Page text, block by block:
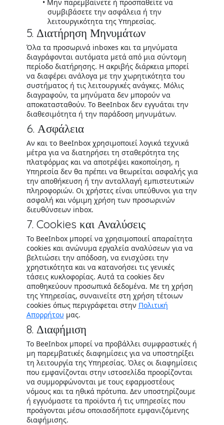
Μην παρεμβαίνετε ή προσπαθείτε να
συμβιβάσετε την ασφάλεια ή την
λειτουργικότητα της Υπηρεσίας.
5. Διατήρηση Μηνυμάτων
Όλα τα προσωρινά inboxes και τα μηνύματα
διαγράφονται αυτόματα μετά από μια σύντομη
περίοδο διατήρησης. Η ακριβής διάρκεια μπορεί
να διαφέρει ανάλογα με την χωρητικότητα του
συστήματος ή τις λειτουργικές ανάγκες. Μόλις
διαγραφούν, τα μηνύματα δεν μπορούν να
αποκατασταθούν. Το BeeInbox δεν εγγυάται την
διαθεσιμότητα ή την παράδοση μηνυμάτων.
6. Ασφάλεια
Αν και το BeeInbox χρησιμοποιεί λογικά τεχνικά
μέτρα για να διατηρήσει τη σταθερότητα της
πλατφόρμας και να αποτρέψει κακοποίηση, η
Υπηρεσία δεν θα πρέπει να θεωρείται ασφαλής για
την αποθήκευση ή την ανταλλαγή εμπιστευτικών
πληροφοριών. Οι χρήστες είναι υπεύθυνοι για την
ασφαλή και νόμιμη χρήση των προσωρινών
διευθύνσεων inbox.
7. Cookies και Αναλύσεις
Το BeeInbox μπορεί να χρησιμοποιεί απαραίτητα
cookies και ανώνυμα εργαλεία αναλύσεων για να
βελτιώσει την απόδοση, να ενισχύσει την
χρηστικότητα και να κατανοήσει τις γενικές
τάσεις κυκλοφορίας. Αυτά τα cookies δεν
αποθηκεύουν προσωπικά δεδομένα. Με τη χρήση
της Υπηρεσίας, συναινείτε στη χρήση τέτοιων
cookies όπως περιγράφεται στην Πολιτική
Απορρήτου μας.
8. Διαφήμιση
Το BeeInbox μπορεί να προβάλλει συμφραστικές ή
μη παρεμβατικές διαφημίσεις για να υποστηρίξει
τη λειτουργία της Υπηρεσίας. Όλες οι διαφημίσεις
που εμφανίζονται στην ιστοσελίδα προορίζονται
να συμμορφώνονται με τους εφαρμοστέους
νόμους και τα ηθικά πρότυπα. Δεν υποστηρίζουμε
ή εγγυόμαστε τα προϊόντα ή τις υπηρεσίες που
προάγονται μέσω οποιασδήποτε εμφανιζόμενης
διαφήμισης.